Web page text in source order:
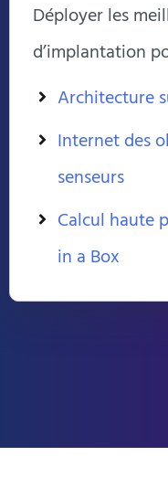
Déployer les
d’implantation
Architecture
Internet des
senseurs
Calcul haute
in a Box